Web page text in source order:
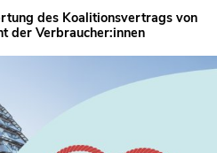
des Koalitionsvertrags von
der Verbraucher:innen